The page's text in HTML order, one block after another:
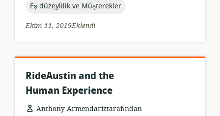
topic:
Eş düzeylilik ve Müşterekler
Ekim 11, 2019Eklendi
RideAustin and the
Human Experience
Anthony Armendariztarafından